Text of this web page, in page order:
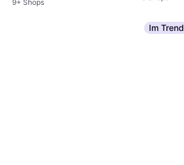
9+ Shops
Im Trend